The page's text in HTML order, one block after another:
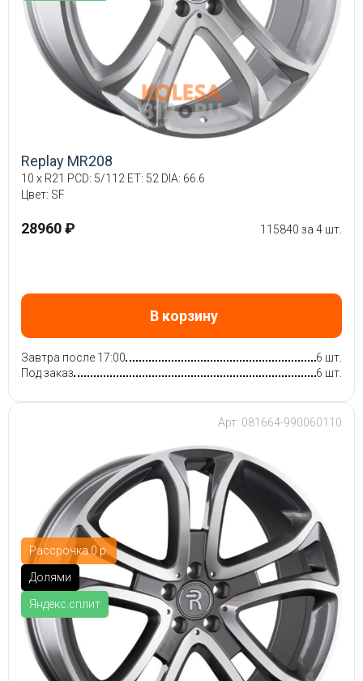
Replay MR208
10 x R21 PCD: 5/112 ET: 52 DIA: 66.6
Цвет: SF
28960 ₽ 115840 за 4 шт.
В корзину
Завтра после 17:00
6 шт.
Под заказ
6 шт.
Рассрочка 0 р.
Долями
Яндекс.сплит
Арт: 081664-990060110